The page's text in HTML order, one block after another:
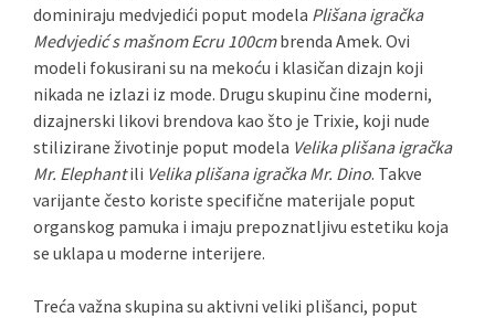
dominiraju medvjedići poput modela Plišana igračka
Medvjedić s mašnom Ecru 100cmbrenda Amek. Ovi
modeli fokusirani su na mekoću i klasičan dizajn koji
nikada ne izlazi iz mode. Drugu skupinu čine moderni,
dizajnerski likovi brendova kao što je Trixie, koji nude
stilizirane životinje poput modela Velika plišana igračka
Mr. Elephantili Velika plišana igračka Mr. Dino. Takve
varijante često koriste specifične materijale poput
organskog pamuka i imaju prepoznatljivu estetiku koja
se uklapa u moderne interijere.
Treća važna skupina su aktivni veliki plišanci, poput